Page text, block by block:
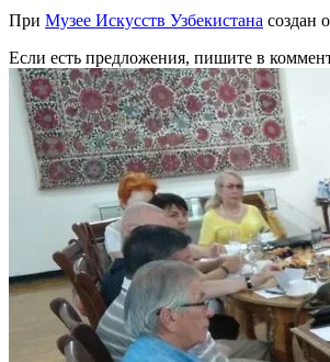
При Музее Искусств Узбекистана создан
Если есть предложения, пишите в